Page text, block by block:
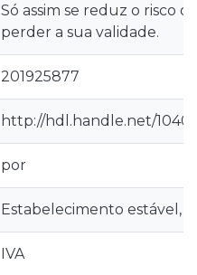
Só assim se reduz o risco
perder a sua validade.
201925877
http://hdl.handle.net/
por
Estabelecimento estável,
IVA